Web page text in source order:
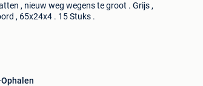
, nieuw weg wegens te groot . Grijs ,
, 65x24x4 . 15 Stuks .
Ophalen